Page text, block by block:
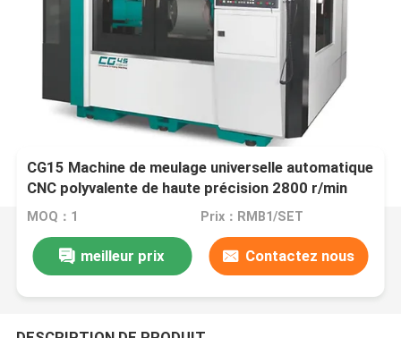
CG15 Machine de meulage universelle automatique
CNC polyvalente de haute précision 2800 r/min
MOQ：1 Prix：RMB1/SET
meilleur prix Contactez nous